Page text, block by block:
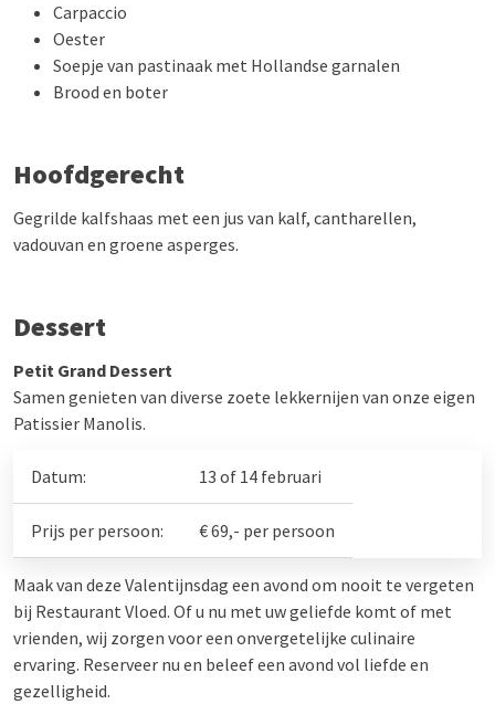
Carpaccio
Oester
Soepje van pastinaak met Hollandse garnalen
Brood en boter
Hoofdgerecht
Gegrilde kalfshaas met een jus van kalf, cantharellen,
vadouvan en groene asperges.
Dessert
Petit Grand Dessert
Samen genieten van diverse zoete lekkernijen van onze eigen
Patissier Manolis.
Datum: 13 of 14 februari
Prijs per persoon: € 69,- per persoon
Maak van deze Valentijnsdag een avond om nooit te vergeten
bij Restaurant Vloed. Of u nu met uw geliefde komt of met
vrienden, wij zorgen voor een onvergetelijke culinaire
ervaring. Reserveer nu en beleef een avond vol liefde en
gezelligheid.